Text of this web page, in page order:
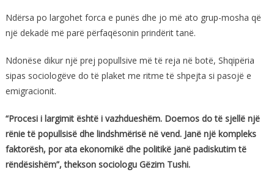
Ndërsa po largohet forca e punës dhe jo më ato grup-mosha që
një dekadë më parë përfaqësonin prindërit tanë.
Ndonëse dikur një prej popullsive më të reja në botë, Shqipëria
sipas sociologëve do të plaket me ritme të shpejta si pasojë e
emigracionit.
“Procesi i largimit është i vazhdueshëm. Doemos do të sjellë një
rënie të popullsisë dhe lindshmërisë në vend. Janë një kompleks
faktorësh, por ata ekonomikë dhe politikë janë padiskutim të
rëndësishëm”, thekson sociologu Gëzim Tushi.